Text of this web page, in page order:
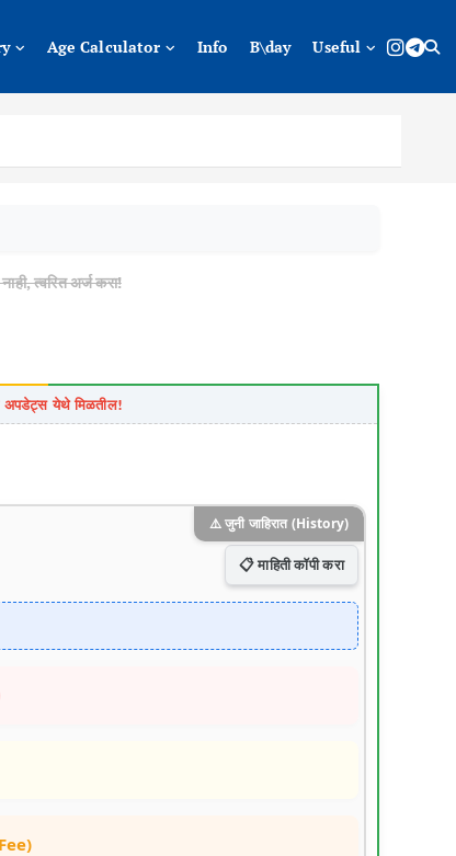
त्वरित अर्ज करा!
⚠️ जुनी जाहिरात (History)
📋 माहिती कॉपी करा
Age Calculator Info B\day Useful